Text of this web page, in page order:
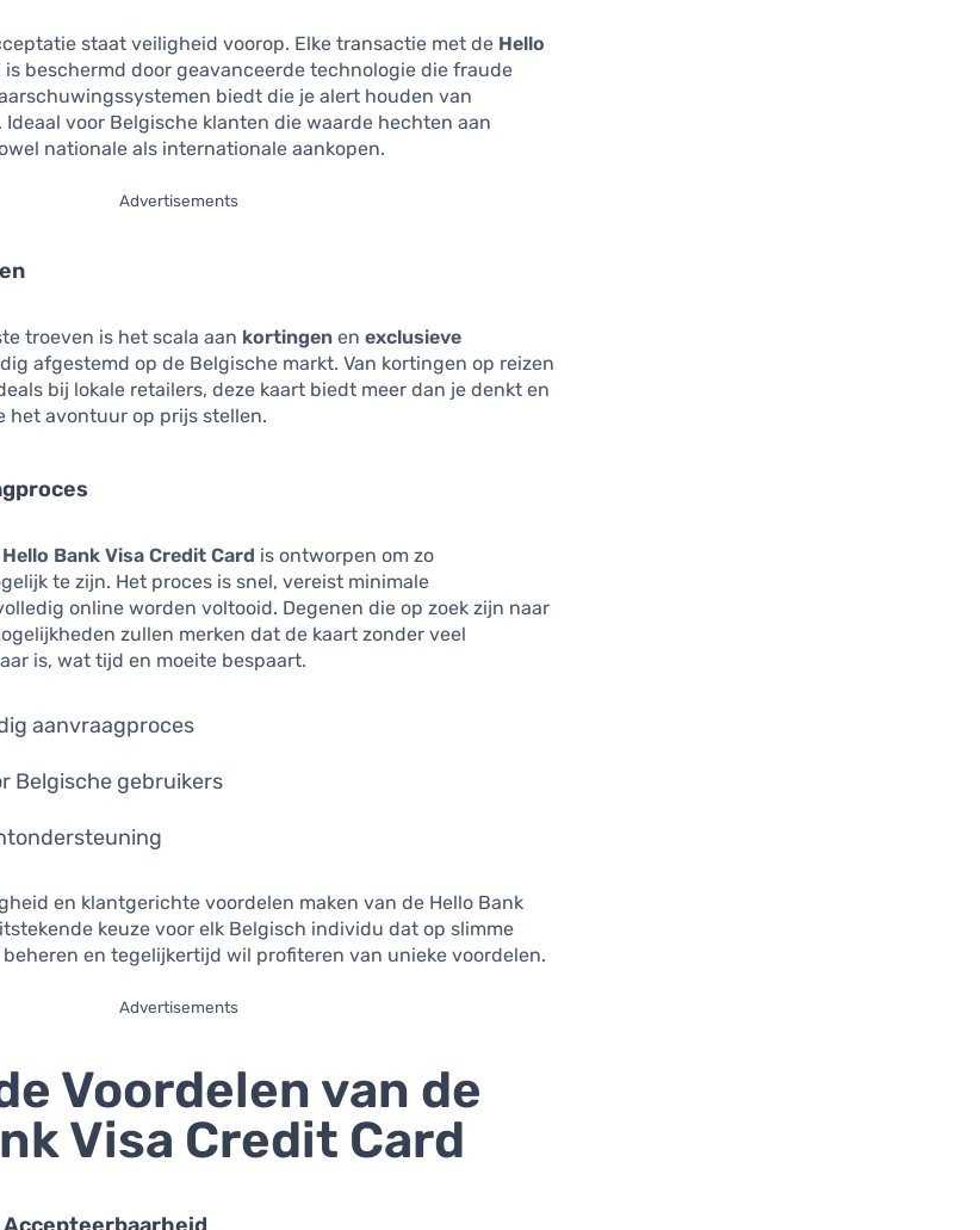
staat veiligheid voorop. Elke transactie met de Hello
is beschermd door geavanceerde technologie die fraude
biedt die je alert houden van
voor Belgische klanten die waarde hechten aan
nationale als internationale aankopen.
Advertisements
troeven is het scala aan kortingen enexclusieve
afgestemd op de Belgische markt. Van kortingen op reizen
bij lokale retailers, deze kaart biedt meer dan je denkt en
het avontuur op prijs stellen.
Hello Bank Visa Credit Card is ontworpen om zo
te zijn. Het proces is snel, vereist minimale
online worden voltooid. Degenen die op zoek zijn naar
zullen merken dat de kaart zonder veel
is, wat tijd en moeite bespaart.
aanvraagproces
Belgische gebruikers
en klantgerichte voordelen maken van de Hello Bank
keuze voor elk Belgisch individu dat op slimme
en tegelijkertijd wil profiteren van unieke voordelen.
Advertisements
Voordelen van de
Visa Credit Card